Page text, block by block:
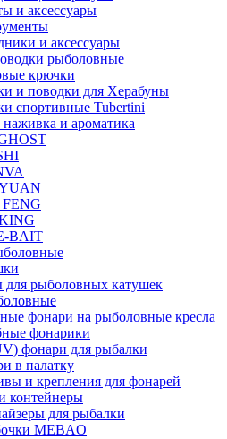
и аксессуары
и аксессуары
рыболовные
крючки
и поводки для Херабуны
спортивные Tubertini
и ароматика
BAIT
для рыболовных катушек
фонари на рыболовные кресла
фонарики
фонари для рыбалки
в палатку
и крепления для фонарей
контейнеры
для рыбалки
MEBAO